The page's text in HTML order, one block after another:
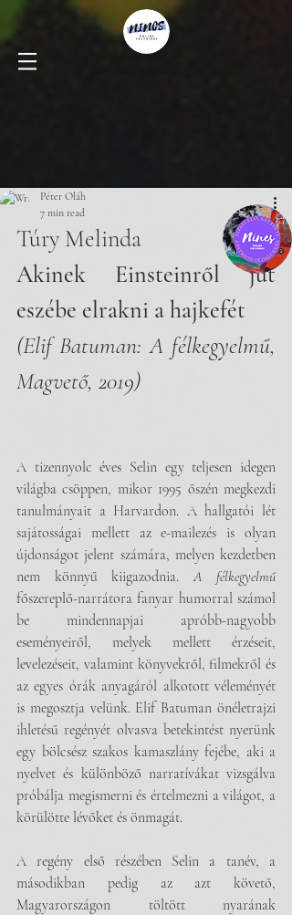
Péter Oláh
7 min read
Túry Melinda
Akinek Einsteinről jut
eszébe elrakni a hajkefét
(Elif Batuman: A félkegyelmű,
Magvető, 2019)
A tizennyolc éves Selin egy teljesen idegen
világba csöppen, mikor 1995 őszén megkezdi
tanulmányait a Harvardon. A hallgatói lét
sajátosságai mellett az e-mailezés is olyan
újdonságot jelent számára, melyen kezdetben
nem könnyű kiigazodnia. A félkegyelmű
főszereplő-narrátora fanyar humorral számol
be mindennapjai apróbb-nagyobb
eseményeiről, melyek mellett érzéseit,
levelezéseit, valamint könyvekről, filmekről és
az egyes órák anyagáról alkotott véleményét
is megosztja velünk. Elif Batuman önéletrajzi
ihletésű regényét olvasva betekintést nyerünk
egy bölcsész szakos kamaszlány fejébe, aki a
nyelvet és különböző narratívákat vizsgálva
próbálja megismerni és értelmezni a világot, a
körülötte lévőket és önmagát.
A regény első részében Selin a tanév, a
másodikban pedig az azt követő,
Magyarországon töltött nyarának